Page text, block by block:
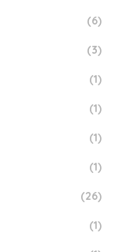
(6)
(3)
(1)
(1)
(1)
(1)
(26)
(1)